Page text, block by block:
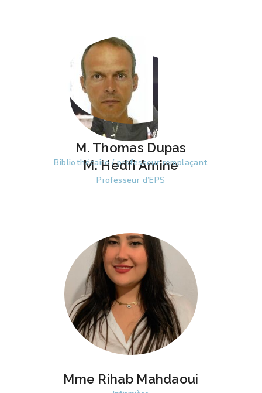
M. Thomas Dupas
Bibliothécaire / professeur remplaçant
M. Hedfi Amine
Professeur d’EPS
Mme Rihab Mahdaoui